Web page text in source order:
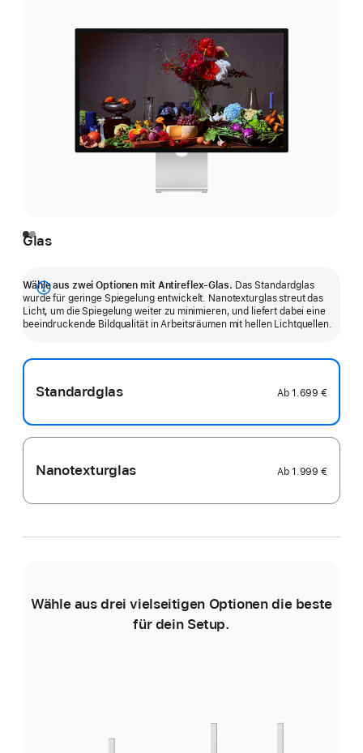
Glas
Wähle aus zwei Optionen mit Antireflex-Glas. Das Standardglas
wurde für geringe Spiegelung entwickelt. Nanotexturglas streut das
Licht, um die Spiegelung weiter zu minimieren, und liefert dabei eine
beein­druckende Bildqualität in Arbeits­räumen mit hellen Licht­quellen.
Mehr
anzeigen
Standardglas Ab 1.699 €
Nanotexturglas Ab 1.999 €
Wähle aus drei vielseitigen Optionen die beste
für dein Setup.